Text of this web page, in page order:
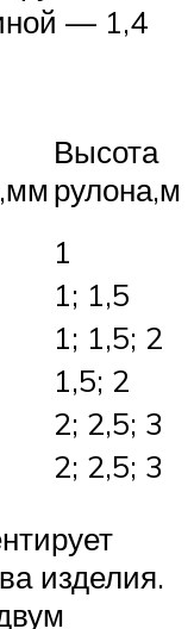
— 1,4
Высота
рулона,м
1
1; 1,5
1; 1,5; 2
1,5; 2
2; 2,5; 3
2; 2,5; 3
изделия.